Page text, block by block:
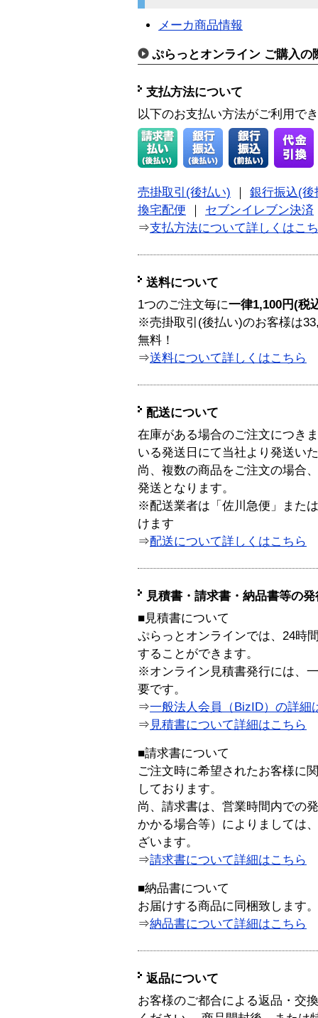
メーカ商品情報
ぷらっとオンライン ご購入の
支払方法について
以下のお支払い方法がご利用で
売掛取引(後払い)
銀行振込(後
換宅配便
セブンイレブン決済
⇒支払方法について詳しくはこ
送料について
1つのご注文毎に一律1,100円(税
※売掛取引(後払い)のお客様は
無料！
⇒送料について詳しくはこちら
配送について
在庫がある場合のご注文につき
いる発送日にて当社より発送い
尚、複数の商品をご注文の場合
発送となります。
※配送業者は「佐川急便」また
けます
⇒配送について詳しくはこちら
見積書・請求書・納品書等の
■見積書について
ぷらっとオンラインでは、24時
することができます。
※オンライン見積書発行には、
要です。
⇒一般法人会員（BizID）の詳細
⇒ 見積書について詳細はこちら
■請求書について
ご注文時に希望されたお客様に
しております。
尚、請求書は、営業時間内での
かかる場合等）によりましては
ざいます。
⇒請求書について詳細はこちら
■納品書について
お届けする商品に同梱致します。
⇒納品書について詳細はこちら
返品について
お客様のご都合による返品・交